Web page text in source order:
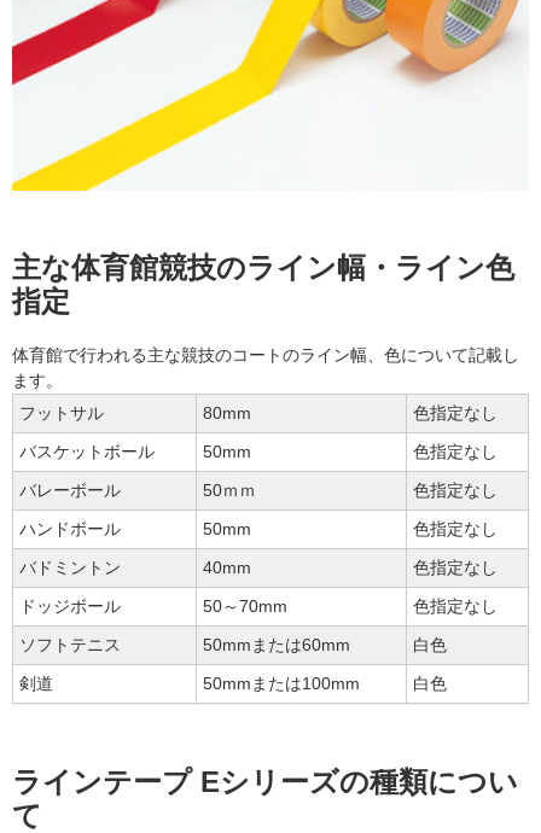
主な体育館競技のライン幅・ライン色
指定
体育館で行われる主な競技のコートのライン幅、色について記載し
ます。
フットサル
80mm
色指定なし
バスケットボール
50mm
色指定なし
バレーボール
50ｍｍ
色指定なし
ハンドボール
50mm
色指定なし
バドミントン
40mm
色指定なし
ドッジボール
50～70mm
色指定なし
ソフトテニス
50mmまたは60mm
白色
剣道
50mmまたは100mm 白色
ラインテープ Eシリーズの種類につい
て